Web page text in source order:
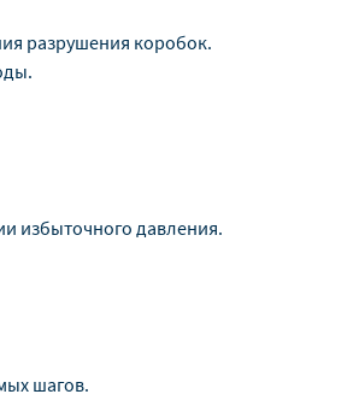
разрушения коробок.
избыточного давления.
шагов.